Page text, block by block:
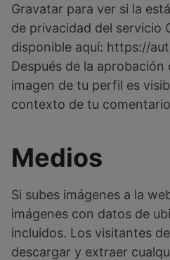
Gravatar para ver si la
de privacidad del servicio
disponible aquí: https://
Después de la
imagen de tu perfil es
contexto de tu
Medios
Si subes imágenes a la
imágenes con datos de
incluidos. Los visitantes
descargar y extraer